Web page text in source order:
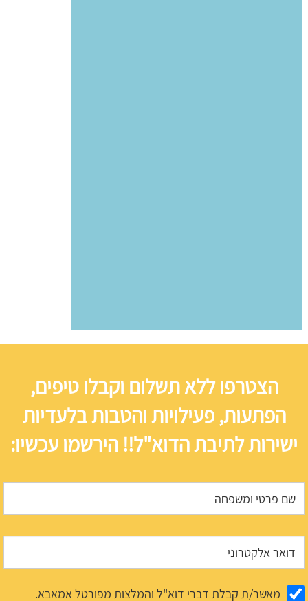
הצטרפו ללא תשלום וקבלו טיפים,
הפתעות, פעילויות והטבות בלעדיות
ישירות לתיבת הדוא"ל!! הירשמו עכשיו:
מאשר/ת קבלת דברי דוא"ל והמלצות מפורטל אמאבא.